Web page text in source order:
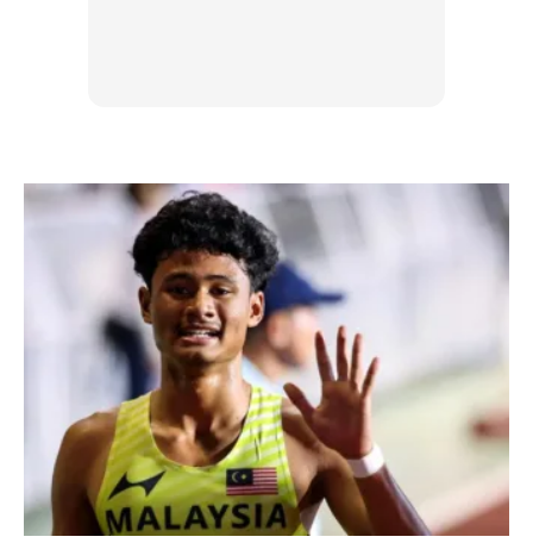
Pelaburan Bola Sepak Sejak 2018
Di sebalik kejayaan ini, sebenarnya Uzbekistan telah lama
merancang dan melabur dalam pembangunan bola sepak.
Sejak 2018, kerajaan telah menubuhkan akademi bola
sepak di 14 wilayah negara untuk membina asas kukuh
pemain muda.